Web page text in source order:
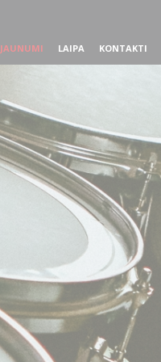
JAUNUMI LAIPA KONTAKTI